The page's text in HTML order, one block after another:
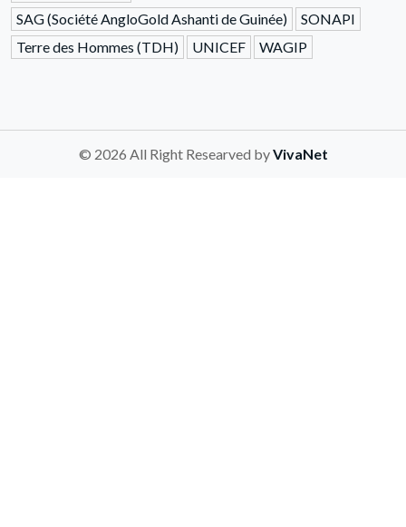
SAG (Société AngloGold Ashanti de Guinée)
SONAPI
Terre des Hommes (TDH)
UNICEF WAGIP
© 2026 All Right Researved byVivaNet